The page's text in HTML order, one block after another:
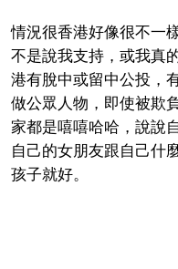
情況很香港好像很不一
不是說我支持，或我真
港有脫中或留中公投，
做公眾人物，即使被欺
家都是嘻嘻哈哈，說說
自己的女朋友跟自己什
孩子就好。